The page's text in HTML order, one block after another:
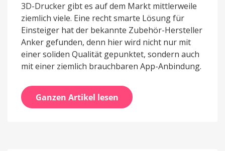
3D-Drucker gibt es auf dem Markt mittlerweile
ziemlich viele. Eine recht smarte Lösung für
Einsteiger hat der bekannte Zubehör-Hersteller
Anker gefunden, denn hier wird nicht nur mit
einer soliden Qualität gepunktet, sondern auch
mit einer ziemlich brauchbaren App-Anbindung.
Ganzen Artikel lesen